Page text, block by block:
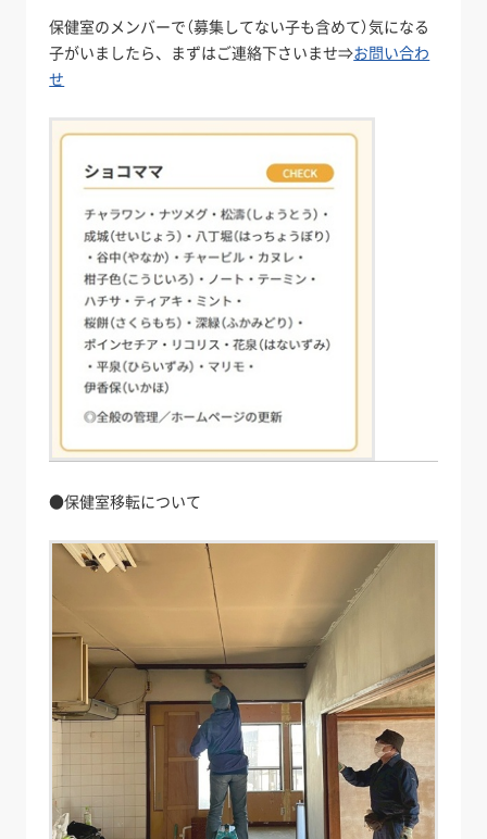
保健室のメンバーで（募集してない子も含めて）気になる
子がいましたら、まずはご連絡下さいませ⇒お問い合わ
せ
●保健室移転について